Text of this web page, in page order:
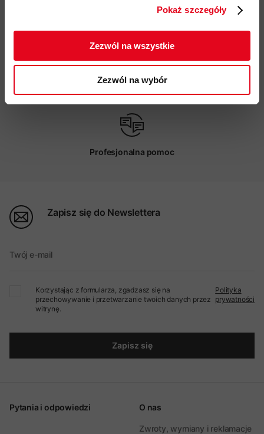
Pokaż szczegóły
Zezwól na wszystkie
Zezwól na wybór
Możliwy odbiór w sklepie
Profesjonalna pomoc
Zapisz się do Newslettera
Twój e-mail
Korzystając z formularza, zgadzasz się na
przechowywanie i przetwarzanie twoich danych przez
witrynę.
Polityka
prywatności
Zapisz się
Pytania i odpowiedzi O nas
Zwroty, wymiany i reklamacje